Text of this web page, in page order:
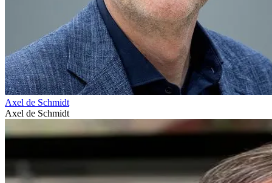
Axel de Schmidt
Axel de Schmidt